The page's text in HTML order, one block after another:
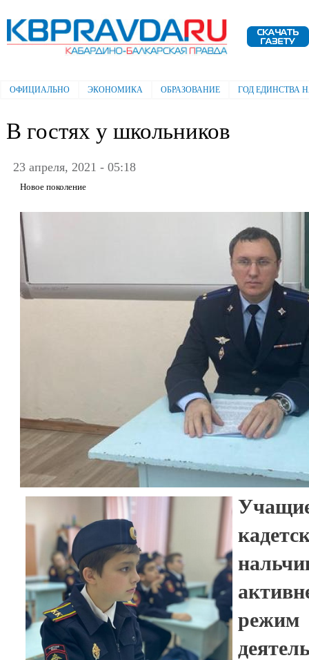
Электронная газета "Кабардино-
Балкарская правда"
Главное меню
ОФИЦИАЛЬНО ЭКОНОМИКА ОБРАЗОВАНИЕ ГОД ЕДИНСТВА
В гостях у школьников
23 апреля, 2021 - 05:18
Новое поколение